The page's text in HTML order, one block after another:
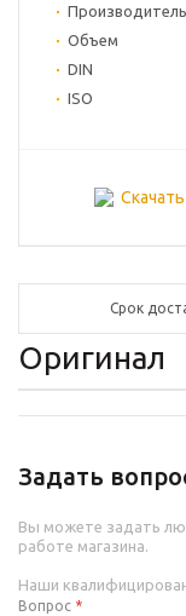
Производитель
Объем
DIN
ISO
Срок
Оригинал
Задать
Вы можете задать
работе магазина.
Наши
Вопрос *